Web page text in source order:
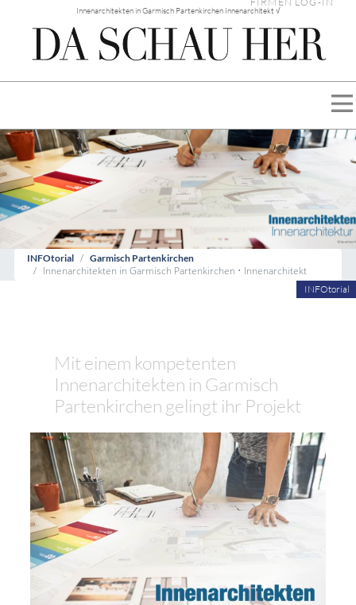
Innenarchitekten in Garmisch Partenkirchen Innenarchitekt √
INFOtorial Garmisch Partenkirchen
Innenarchitekten in Garmisch Partenkirchen • Innenarchitekt
INFOtorial
Mit einem kompetenten
Innenarchitekten in Garmisch
Partenkirchen gelingt ihr Projekt